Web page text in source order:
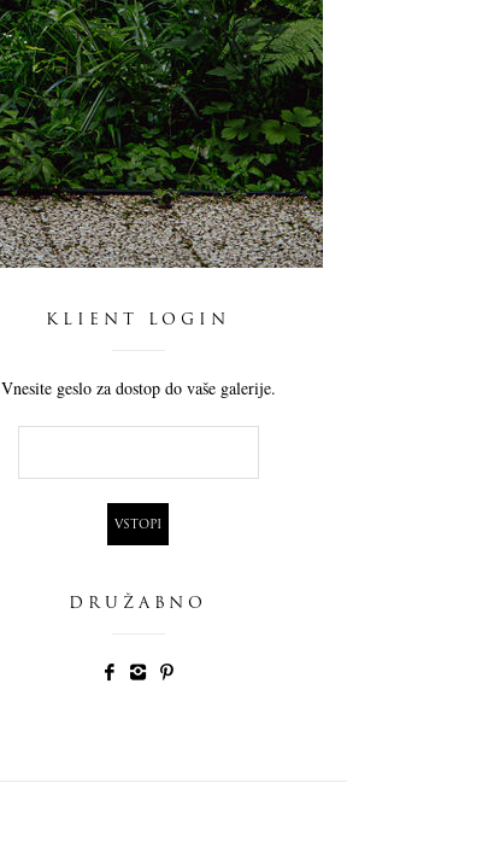
KLIENT LOGIN
Vnesite geslo za dostop do vaše galerije.
DRUŽABNO